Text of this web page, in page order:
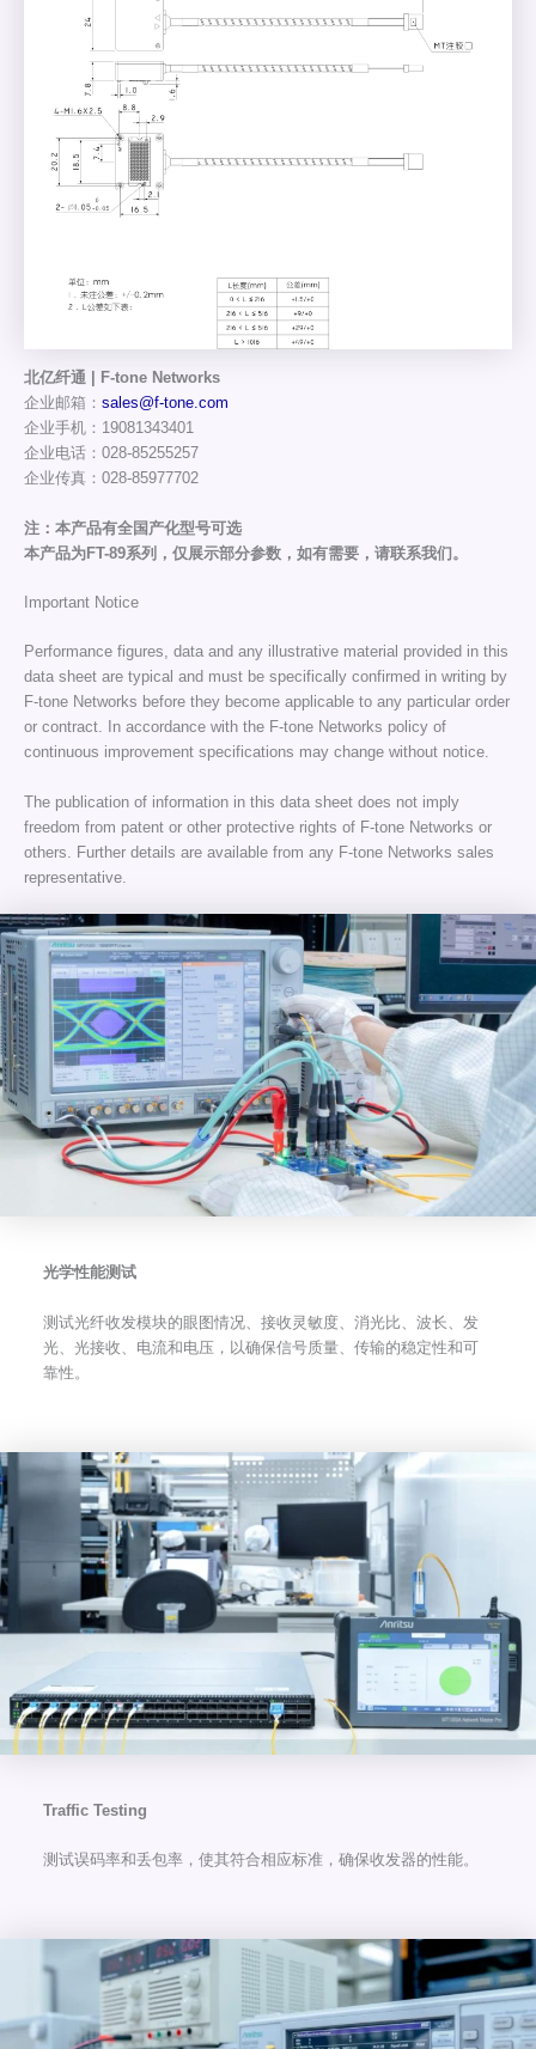
北亿纤通 | F-tone Networks
企业邮箱： sales@f-tone.com
企业手机：19081343401
企业电话：028-85255257
企业传真：028-85977702
注：本产品有全国产化型号可选
本产品为FT-89系列，仅展示部分参数，如有需要，请联系我们。
Important Notice
Performance figures, data and any illustrative material provided in this
data sheet are typical and must be specifically confirmed in writing by
F-tone Networks before they become applicable to any particular order
or contract. In accordance with the F-tone Networks policy of
continuous improvement specifications may change without notice.
The publication of information in this data sheet does not imply
freedom from patent or other protective rights of F-tone Networks or
others. Further details are available from any F-tone Networks sales
representative.
光学性能测试
测试光纤收发模块的眼图情况、接收灵敏度、消光比、波长、发
光、光接收、电流和电压，以确保信号质量、传输的稳定性和可
靠性。
Traffic Testing
测试误码率和丢包率，使其符合相应标准，确保收发器的性能。